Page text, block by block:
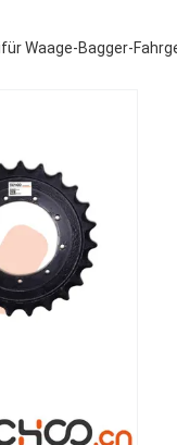
Waage-Bagger-